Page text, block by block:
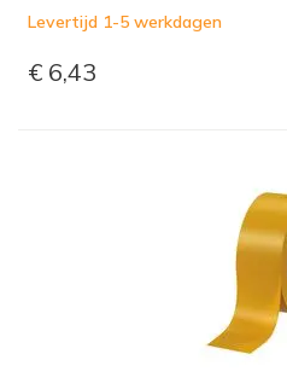
Levertijd 1-5 werkdagen
€ 6,43